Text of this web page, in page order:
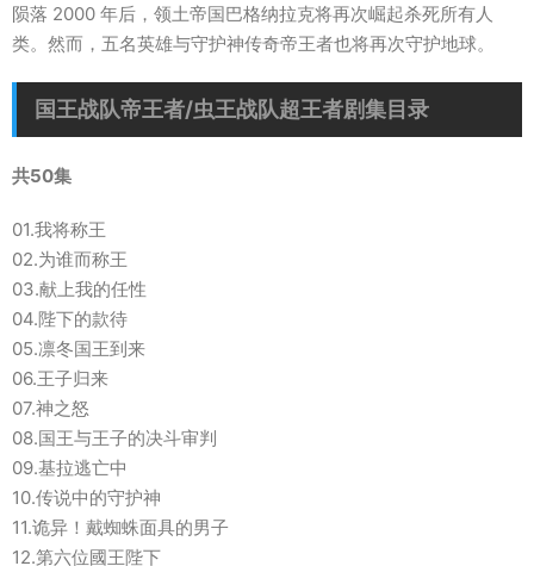
陨落 2000 年后，领土帝国巴格纳拉克将再次崛起杀死所有人
类。然而，五名英雄与守护神传奇帝王者也将再次守护地球。
国王战队帝王者/虫王战队超王者剧集目录
共50集
01.我将称王
02.为谁而称王
03.献上我的任性
04.陛下的款待
05.凛冬国王到来
06.王子归来
07.神之怒
08.国王与王子的决斗审判
09.基拉逃亡中
10.传说中的守护神
11.诡异！戴蜘蛛面具的男子
12.第六位國王陛下